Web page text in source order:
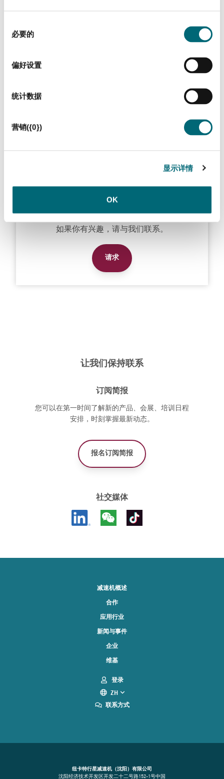
必要的
偏好设置
统计数据
营销({0})
显示详情
OK
如果你有兴趣，请与我们联系。
请求
让我们保持联系
订阅简报
您可以在第一时间了解新的产品、会展、培训日程
安排，时刻掌握最新动态。
报名订阅简报
社交媒体
减速机概述
合作
应用行业
新闻与事件
企业
维基
登录
ZH
联系方式
纽卡特行星减速机（沈阳）有限公司
沈阳经济技术开发区开发二十二号路152-1号中国